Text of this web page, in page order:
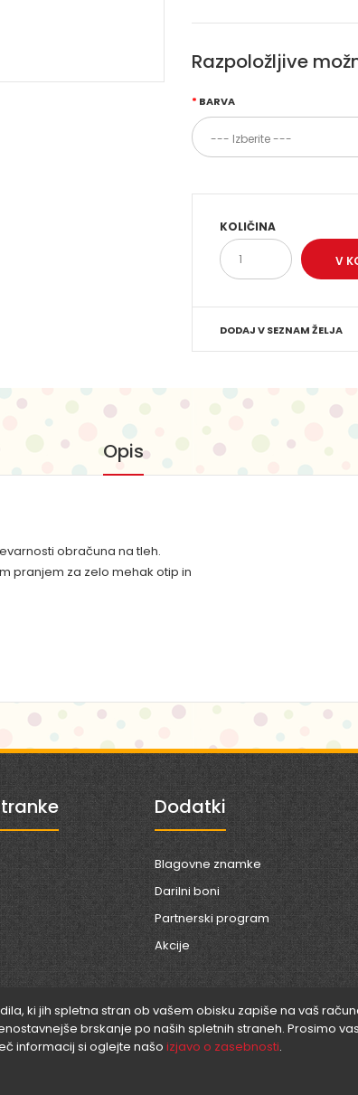
ki jih spletna stran ob vašem obisku zapiše na vaš
brskanje po naših spletnih straneh. Prosimo
informacij si oglejte našo izjavo o zasebnosti.
Razpoložljive
BARVA
KOLIČINA
DODAJ V SEZNAM ŽELJA
Opis
obračuna na tleh.
pranjem za zelo mehak otip in
Dodatki
Blagovne znamke
Darilni boni
Partnerski program
Akcije